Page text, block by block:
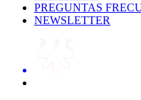
PREGUNTAS
NEWSLETTER